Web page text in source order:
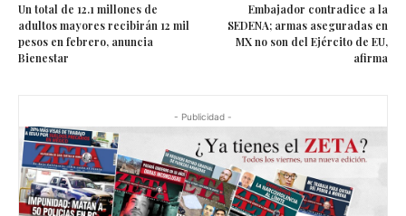
Un total de 12.1 millones de
adultos mayores recibirán 12 mil
pesos en febrero, anuncia
Bienestar
Embajador contradice a la
SEDENA; armas aseguradas en
MX no son del Ejército de EU,
afirma
- Publicidad -